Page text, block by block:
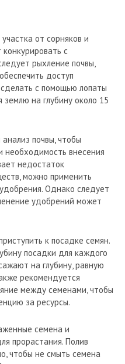
от сорняков и
с
рыхление почвы,
доступ
с помощью лопаты
землю на глубину около 15
почвы, чтобы
необходимость внесения
недостаток
можно применить
Однако следует
удобрений может
к посадке семян.
посадки для каждого
на глубину, равную
рекомендуется
между семенами, чтобы
за ресурсы.
семена и
прорастания. Полив
чтобы не смыть семена